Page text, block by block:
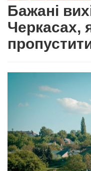
Бажані
Черкасах,